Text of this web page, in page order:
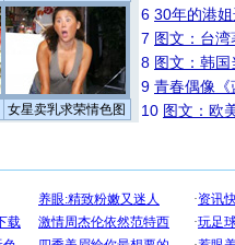
女星卖乳求荣情色图
6 30年的港
7 图文：台
8 图文：韩
9 青春偶像《
10 图文：欧